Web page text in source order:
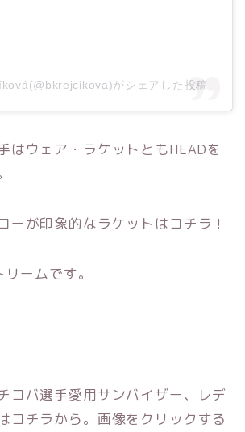
がシェアした投稿
はウェア・ラケットともHEADを
ーが印象的なラケットはコチラ！
ームです。
コバ選手愛用サンバイザー、レデ
コチラから。画像をクリックする